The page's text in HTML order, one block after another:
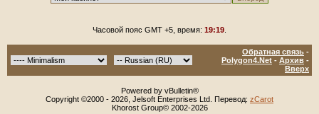
Часовой пояс GMT +5, время: 19:19
Обратная связь -
Polygon4.Net - Архив -
Вверх
Powered by vBulletin®
Copyright ©2000 - 2026, Jelsoft Enterprises Ltd. Перевод: zCarot
Khorost Group© 2002-2026